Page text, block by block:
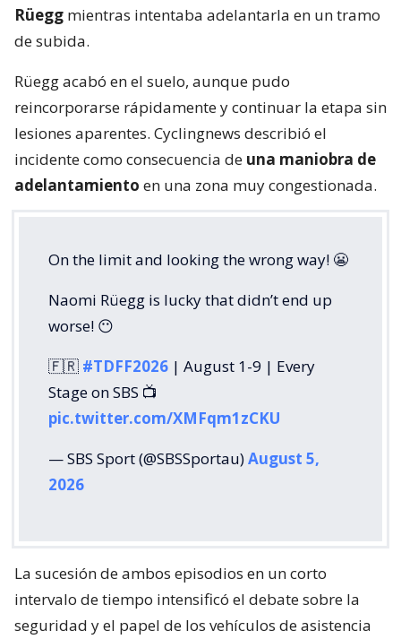
Rüegg mientras intentaba adelantarla en un tramo
de subida.
Rüegg acabó en el suelo, aunque pudo
reincorporarse rápidamente y continuar la etapa sin
lesiones aparentes. Cyclingnews describió el
incidente como consecuencia de una maniobra de
adelantamiento en una zona muy congestionada.
On the limit and looking the wrong way! 😬
Naomi Rüegg is lucky that didn’t end up
worse! 😶
🇫🇷 #TDFF2026 | August 1-9 | Every
Stage on SBS 📺
pic.twitter.com/XMFqm1zCKU
— SBS Sport (@SBSSportau)August 5,
2026
La sucesión de ambos episodios en un corto
intervalo de tiempo intensificó el debate sobre la
seguridad y el papel de los vehículos de asistencia